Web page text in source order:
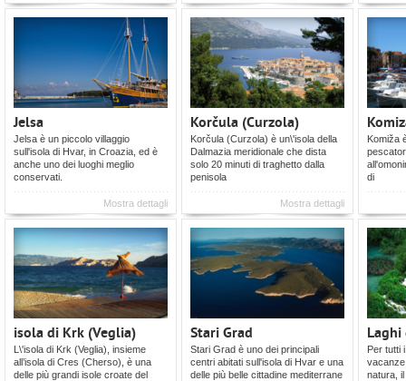
Jelsa
Jelsa è un piccolo villaggio
sull'isola di Hvar, in Croazia, ed è
anche uno dei luoghi meglio
conservati.
Mostra dettagli
Korčula (Curzola)
Korčula (Curzola) è un\'isola della
Dalmazia meridionale che dista
solo 20 minuti di traghetto dalla
penisola
Mostra dettagli
Komiža
di
isola di Krk (Veglia)
L\'isola di Krk (Veglia), insieme
all’isola di Cres (Cherso), è una
delle più grandi isole croate del
Stari Grad
Stari Grad è uno dei principali
centri abitati sull'isola di Hvar e una
delle più belle cittadine mediterrane
Per tutti
natura,